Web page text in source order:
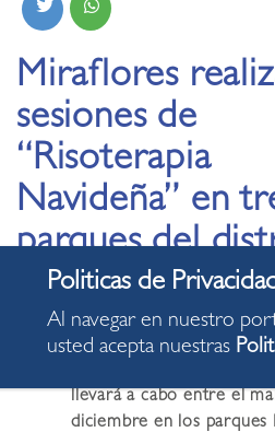
Miraflores
sesiones de
“Risoterapia
Navideña” en
parques del
06.12.2023
llevará a cabo entre el
diciembre en los parques
Al navegar en nuestro
usted acepta nuestras